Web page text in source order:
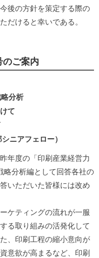
後の方針を策定する際の
だけると幸いである。
のご案内
分析
て
ニアフェロー）
年度の「印刷産業経営力
略分析編として回答各社の
いただいた皆様には改め
ケティングの流れが一服
る取り組みの活発化して
、印刷工程の縮小意向が
意欲が高まるなど、印刷